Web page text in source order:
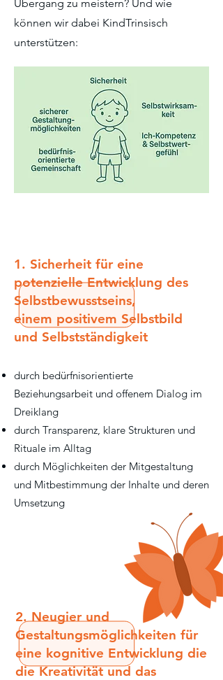
Übergang zu meistern? Und wie
können wir dabei KindTrinsisch
unterstützen:
1. Sicherheit für eine
potenzielle Entwicklung des
Selbstbewusstseins,
einem positivem Selbstbild
und Selbstständigkeit
durch bedürfnisorientierte
Beziehungsarbeit und offenem Dialog im
Dreiklang
durch Transparenz, klare Strukturen und
Rituale im Alltag
durch Möglichkeiten der Mitgestaltung
und Mitbestimmung der Inhalte und deren
Umsetzung
2. Neugier und
Gestaltungsmöglichkeiten für
eine kognitive Entwicklung die
die Kreativität und das